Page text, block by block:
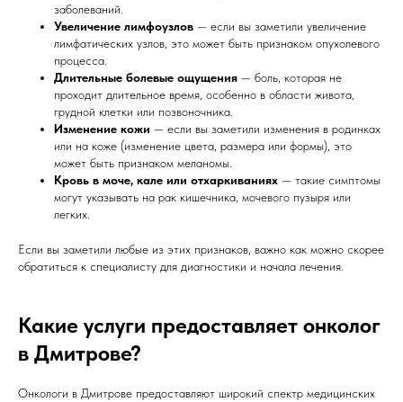
заболеваний.
Увеличение лимфоузлов — если вы заметили увеличение
лимфатических узлов, это может быть признаком опухолевого
процесса.
Длительные болевые ощущения — боль, которая не
проходит длительное время, особенно в области живота,
грудной клетки или позвоночника.
Изменение кожи — если вы заметили изменения в родинках
или на коже (изменение цвета, размера или формы), это
может быть признаком меланомы.
Кровь в моче, кале или отхаркиваниях — такие симптомы
могут указывать на рак кишечника, мочевого пузыря или
легких.
Если вы заметили любые из этих признаков, важно как можно скорее
обратиться к специалисту для диагностики и начала лечения.
Какие услуги предоставляет онколог
в Дмитрове?
Онкологи в Дмитрове предоставляют широкий спектр медицинских